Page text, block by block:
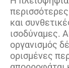
και
ισοδύναμες.
οργανισμός
ορισμένες